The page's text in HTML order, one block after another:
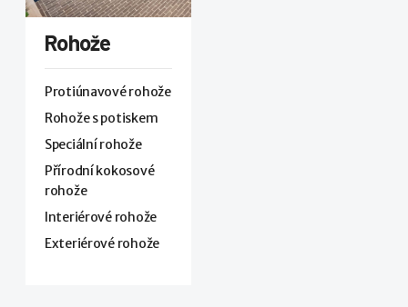
Rohože
Protiúnavové rohože
Rohože s potiskem
Speciální rohože
Přírodní kokosové
rohože
Interiérové rohože
Exteriérové rohože